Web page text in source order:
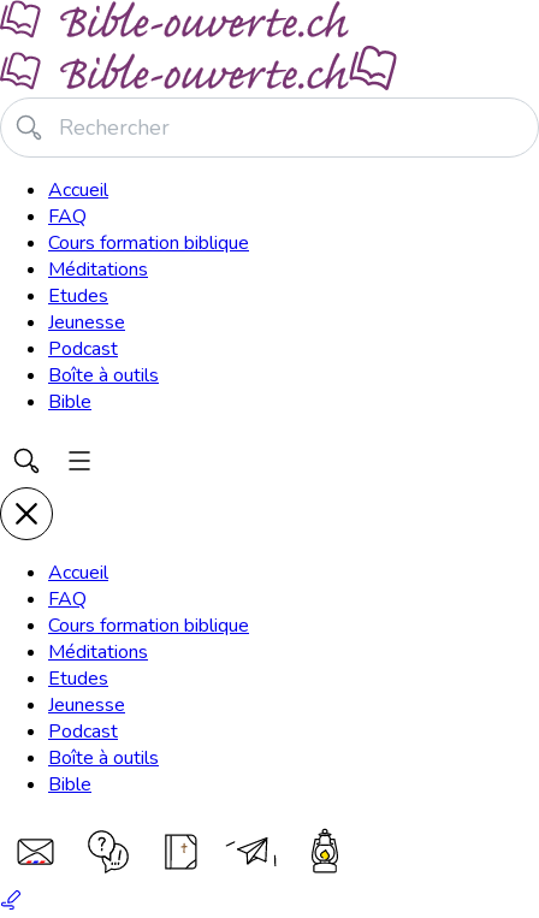
Accueil
FAQ
Cours formation biblique
Méditations
Etudes
Jeunesse
Podcast
Boîte à outils
Bible
Accueil
FAQ
Cours formation biblique
Méditations
Etudes
Jeunesse
Podcast
Boîte à outils
Bible